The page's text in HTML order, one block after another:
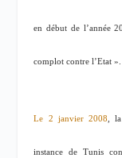
en début de l’année
complot contre l’Etat
Le 2 janvier 2008 ,
instance de Tunis